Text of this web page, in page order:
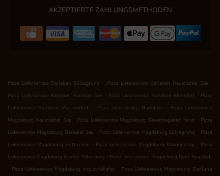
AKZEPTIERTE ZAHLUNGSMETHODEN
Pizza Lieferservice Barleben Sülzegrund . Pizza Lieferservice Barleben Neustädter See .
Pizza Lieferservice Barleben Barleber See . Pizza Lieferservice Barleben Ebendorf . Pizza
Lieferservice Barleben Meitzendorf
. Pizza Lieferservice Barleben . Pizza Lieferservice
Magdeburg Neustädter See . Pizza Lieferservice Magdeburg Gewerbegebiet Nord . Pizza
Lieferservice Magdeburg Barleber See . Pizza Lieferservice Magdeburg Sülzegrund . Pizza
Lieferservice Magdeburg Rothensee . Pizza Lieferservice Magdeburg Kannenstieg . Pizza
Lieferservice Magdeburg Großer Silberberg . Pizza Lieferservice Magdeburg Neue Neustadt
. Pizza Lieferservice Magdeburg Industriehafen . Pizza Lieferservice Magdeburg Siedlung